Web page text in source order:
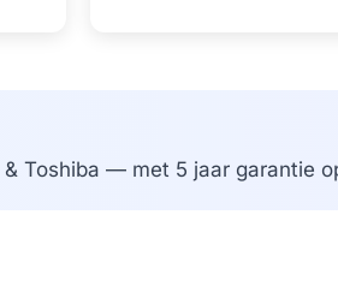
Toshiba — met 5 jaar garantie